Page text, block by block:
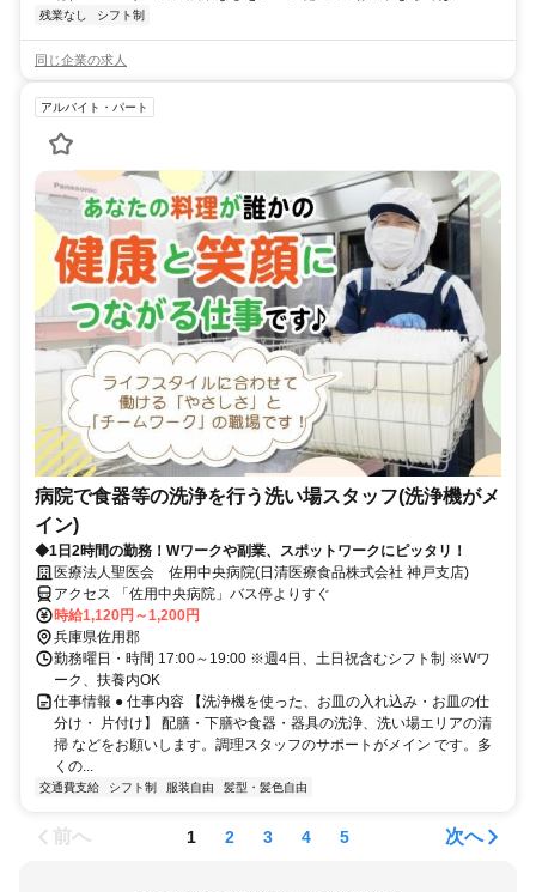
残業なし シフト制
同じ企業の求人
アルバイト・パート
病院で食器等の洗浄を行う洗い場スタッフ(洗浄機がメ
イン)
◆1日2時間の勤務！Wワークや副業、スポットワークにピッタリ！
医療法人聖医会 佐用中央病院(日清医療食品株式会社 神戸支店)
アクセス 「佐用中央病院」バス停よりすぐ
時給1,120円～1,200円
兵庫県佐用郡
勤務曜日・時間 17:00～19:00 ※週4日、土日祝含むシフト制 ※Wワ
ーク、扶養内OK
仕事情報 ● 仕事内容 【洗浄機を使った、お皿の入れ込み・お皿の仕
分け・ 片付け】 配膳・下膳や食器・器具の洗浄、洗い場エリアの清
掃 などをお願いします。調理スタッフのサポートがメイン です。多
くの...
交通費支給 シフト制 服装自由 髪型・髪色自由
前へ 1 2 3 4 5 次へ